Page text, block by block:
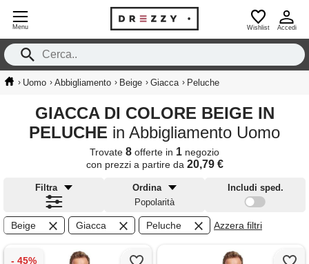
Menu Wishlist Accedi
› Uomo › Abbigliamento › Beige › Giacca › Peluche
GIACCA DI COLORE BEIGE IN
PELUCHE in Abbigliamento Uomo
Trovate 8 offerte in 1 negozio
con prezzi a partire da 20,79 €
Filtra
Ordina
Popolarità
Includi sped.
Beige Giacca Peluche Azzera filtri